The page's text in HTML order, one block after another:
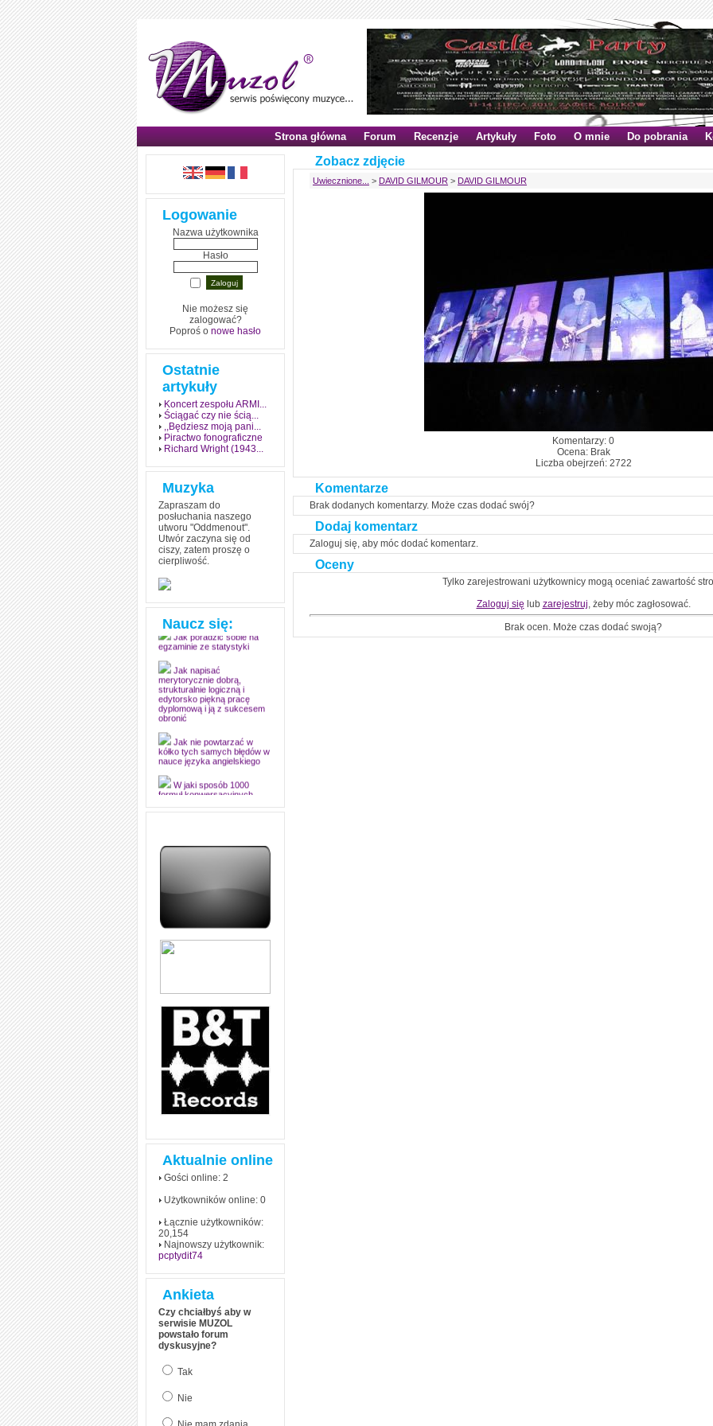
Strona główna Forum Recenzje Artykuły Foto O mnie Do pobrania
Logowanie
Nazwa użytkownika
Hasło
Nie możesz się
zalogować?
Poproś o nowe hasło
Ostatnie
artykuły
Koncert zespołu ARMI...
Ściągać czy nie ścią...
,,Będziesz moją pani...
Piractwo fonograficzne
Richard Wright (1943...
Muzyka
Zapraszam do
posłuchania naszego
utworu "Oddmenout".
Utwór zaczyna się od
ciszy, zatem proszę o
cierpliwość.
Naucz się:
Jak stworzyć fenomen
egzamin? Poznaj metody
Jak poradzić sobie na
egzaminie ze statystyki
Jak napisać
merytorycznie dobrą,
strukturalnie logiczną i
edytorsko piękną pracę
dyplomową i ją z sukcesem
obronić
Jak nie powtarzać w
kółko tych samych błędów w
nauce języka angielskiego
W jaki sposób 1000
formuł konwersacyjnych
pozwoli Ci opanować język
Angielskie przyimki
zapamiętasz
zrozumiale wytłumaczył, na
czym polega mowa zależna
(reported speech) w języku
angielskim
dłużej!
Aktualnie online
Gości online: 2
Użytkowników online: 0
Łącznie użytkowników:
20,154
Najnowszy użytkownik:
pcptydit74
Ankieta
Czy chciałbyś aby w
serwisie MUZOL
powstało forum
dyskusyjne?
Tak
Nie
Zobacz zdjęcie
Uwiecznione... > DAVID GILMOUR > DAVID GILMOUR
Komentarzy: 0
Ocena: Brak
Liczba obejrzeń: 2722
Komentarze
Brak dodanych komentarzy. Może czas dodać swój?
Dodaj komentarz
Zaloguj się, aby móc dodać komentarz.
Oceny
Tylko zarejestrowani użytkownicy mogą oceniać zawartość
Zaloguj się lub zarejestruj, żeby móc zagłosować.
Brak ocen. Może czas dodać swoją?